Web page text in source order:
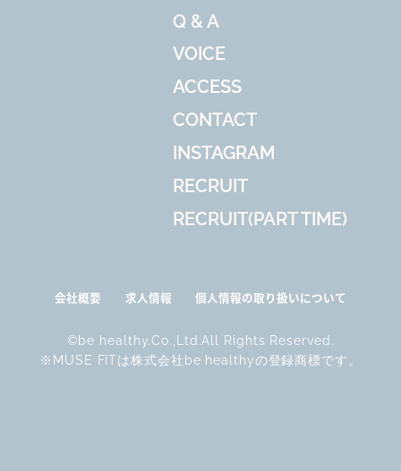
Q & A
VOICE
ACCESS
CONTACT
INSTAGRAM
RECRUIT
RECRUIT(PART TIME)
会社概要 求人情報 個人情報の取り扱いについて
©be healthy.Co.,Ltd.All Rights Reserved.
※MUSE FITは株式会社be healthyの登録商標です。